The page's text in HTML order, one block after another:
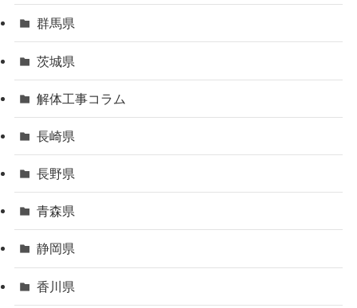
群馬県
茨城県
解体工事コラム
長崎県
長野県
青森県
静岡県
香川県